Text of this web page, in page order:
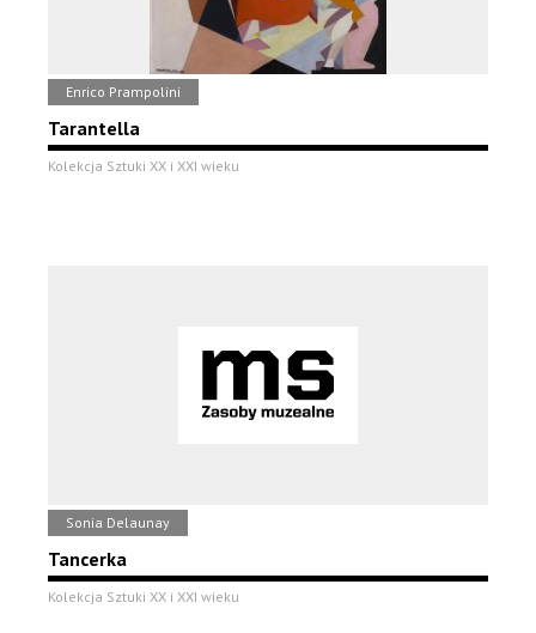
Enrico Prampolini
Tarantella
Kolekcja Sztuki XX i XXI wieku
Sonia Delaunay
Tancerka
Kolekcja Sztuki XX i XXI wieku